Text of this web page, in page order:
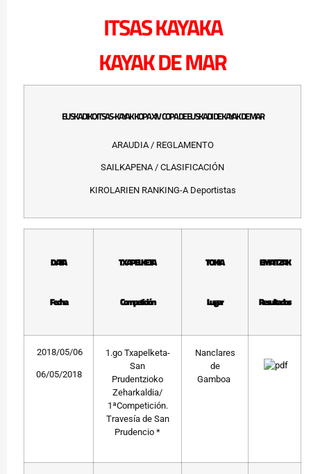
ITSAS KAYAKA
KAYAK DE MAR
EUSKADIKO ITSAS-KAYAK KOPA XIV COPA DE EUSKADI DE KAYAK DE MAR
ARAUDIA / REGLAMENTO
SAILKAPENA / CLASIFICACIÓN
KIROLARIEN RANKING-A Deportistas
DATA
Fecha
TXAPELKETA
Competición
TOKIA
Lugar
EMAITZAK
Resultados
2018/05/06
06/05/2018
1.go Txapelketa-
San
Prudentzioko
Zeharkaldia/
1ªCompetición.
Travesía de San
Prudencio *
Nanclares
de
Gamboa